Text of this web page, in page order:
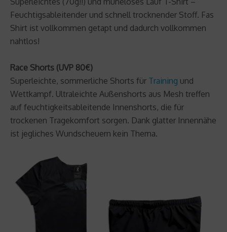
Feuchtigsableitender und schnell trocknender Stoff. Fas
Shirt ist vollkommen getapt und dadurch vollkommen
nahtlos!
Race Shorts (UVP 80€)
Superleichte, sommerliche Shorts für Training und
Wettkampf. Ultraleichte Außenshorts aus Mesh treffen
auf feuchtigkeitsableitende Innenshorts, die für
trockenen Tragekomfort sorgen. Dank glatter Innennähe
ist jegliches Wundscheuern kein Thema.